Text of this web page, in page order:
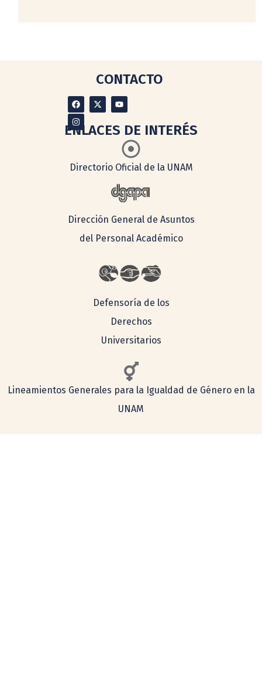
CONTACTO
ENLACES DE INTERÉS
Directorio Oficial de la UNAM
Dirección General de Asuntos
del Personal Académico
Defensoría de los
Derechos
Universitarios
Lineamientos Generales para la Igualdad de Género en la
UNAM